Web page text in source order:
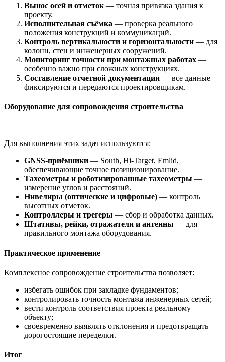
Вынос осей и отметок — точная привязка здания к
проекту.
Исполнительная съёмка — проверка реального
положения конструкций и коммуникаций.
Контроль вертикальности и горизонтальности — для
колонн, стен и инженерных сооружений.
Мониторинг точности при монтажных работах —
особенно важно при сложных конструкциях.
Составление отчетной документации — все данные
фиксируются и передаются проектировщикам.
Оборудование для сопровождения строительства
Для выполнения этих задач используются:
GNSS-приёмники — South, Hi-Target, Emlid,
обеспечивающие точное позиционирование.
Тахеометры и роботизированные тахеометры —
измерение углов и расстояний.
Нивелиры (оптические и цифровые) — контроль
высотных отметок.
Контроллеры и трегеры — сбор и обработка данных.
Штативы, рейки, отражатели и антенны — для
правильного монтажа оборудования.
Практическое применение
Комплексное сопровождение строительства позволяет:
избегать ошибок при закладке фундаментов;
контролировать точность монтажа инженерных сетей;
вести контроль соответствия проекта реальному
объекту;
своевременно выявлять отклонения и предотвращать
дорогостоящие переделки.
Итог